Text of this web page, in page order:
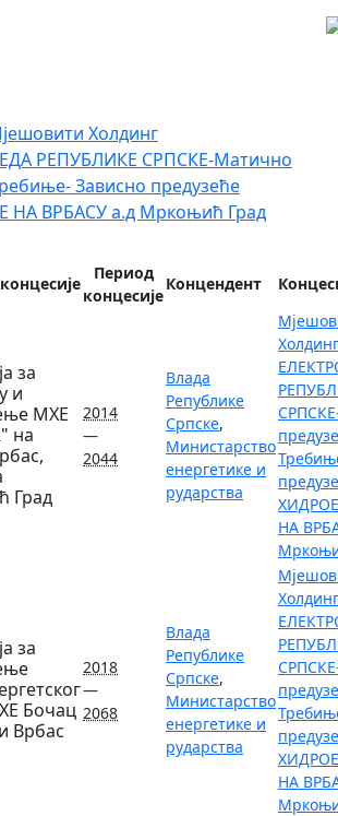
Холдинг
РЕПУБЛИКЕ СРПСКЕ-Матично
Зависно предузеће
НА ВРБАСУ а.д Мркоњић Град
Период
концесије
Концендент
за
и
МХЕ
на
Град
2014
—
2044
Влада
Републике
Српске,
Министарство
енергетике и
рударства
Холдинг
НА
за
Бочац
Врбас
2018
—
2068
Влада
Републике
Српске,
Министарство
енергетике и
рударства
Холдинг
НА